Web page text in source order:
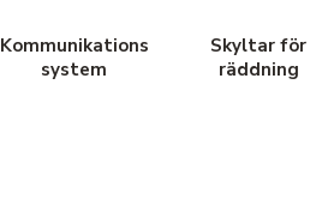
Kommunikations
system
Skyltar för
räddning